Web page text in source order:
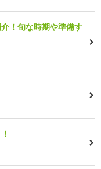
！旬な時期や準備す